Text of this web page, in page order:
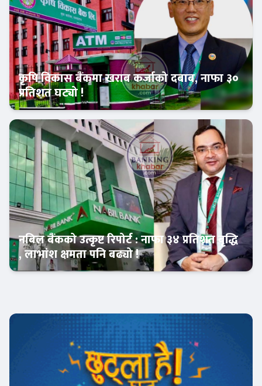
Banner News
कृषि विकास बैंकमा खराब कर्जाको दबाब, नाफा ३०
प्रतिशत घट्यो !
नबिल बैंकको उत्कृष्ट रिपोर्ट : नाफा ३४ प्रतिशत बृद्धि
, लाभांश क्षमता पनि बढ्यो !